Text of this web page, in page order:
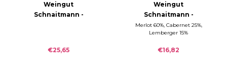
Weingut
Schnaitmann -
€25,65
Weingut
Schnaitmann -
Simonroth Cuvée D
trocken 2018
Merlot 60%, Cabernet 25%,
Lemberger 15%
€16,82